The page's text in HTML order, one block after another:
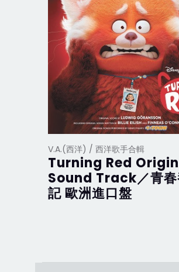
V.A.(西洋) / 西洋歌手合輯
Turning Red
Sound Track／青春
記 歐洲進口盤